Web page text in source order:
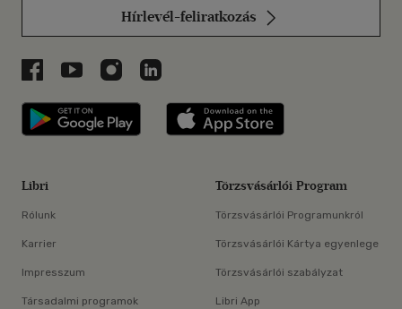
Hírlevél-feliratkozás
Libri a Facebookon
Libri a Youtube-on
Libri az Instagramon
Libri a LinkedInen
Libri applikáció Szerezd meg: Google
Libri
Rólunk
Karrier
Impresszum
Társadalmi programok
Törzsvásárlói Program
Törzsvásárlói Programunkról
Törzsvásárlói Kártya egyenlege
Törzsvásárlói szabályzat
Libri App